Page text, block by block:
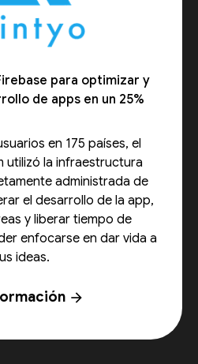
para optimizar y
de apps en un 25%
en 175 países, el
utilizó la infraestructura
administrada de
el desarrollo de la app,
y liberar tiempo de
enfocarse en dar vida a
ideas.
arrow_forward